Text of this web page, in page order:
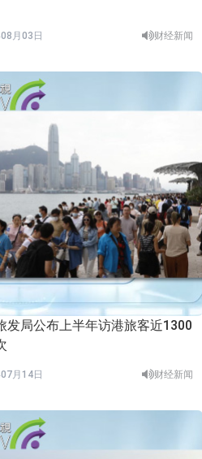
月03日 财经新闻
发局公布上半年访港旅客近1300
月14日 财经新闻